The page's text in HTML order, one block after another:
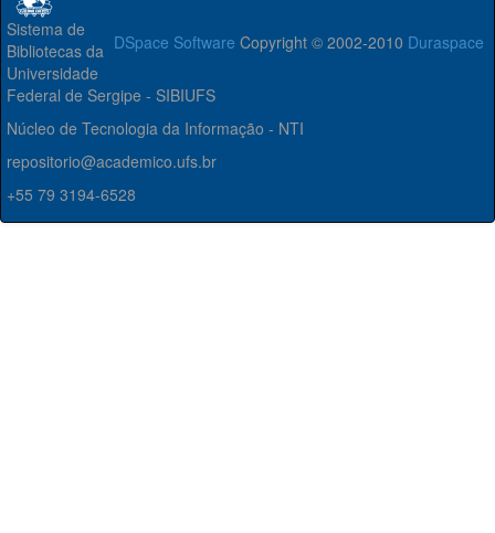
DSpace Software Copyright © 2002-2010 Duraspace
Sistema de
Bibliotecas da
Universidade
Federal de Sergipe - SIBIUFS
Núcleo de Tecnologia da Informação - NTI
repositorio@academico.ufs.br
+55 79 3194-6528